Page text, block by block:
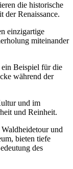
die historische
der Renaissance.
einzigartige
miteinander
Beispiel für die
während der
und im
und Reinheit.
und
bieten tiefe
des